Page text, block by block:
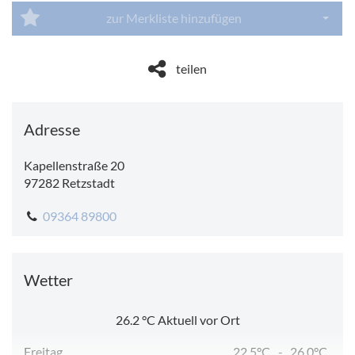
zur Merkliste hinzufügen
teilen
Adresse
Kapellenstraße 20
97282 Retzstadt
09364 89800
Wetter
26.2°C Aktuell vor Ort
Freitag 22.5°C - 26.0°C